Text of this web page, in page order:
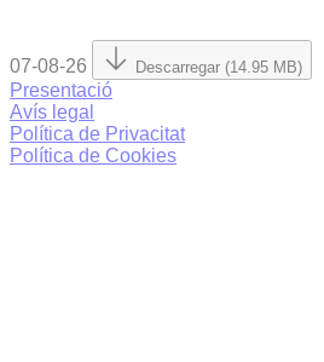
07-08-26 Descarregar (14.95 MB)
Presentació
Avís legal
Política de Privacitat
Política de Cookies